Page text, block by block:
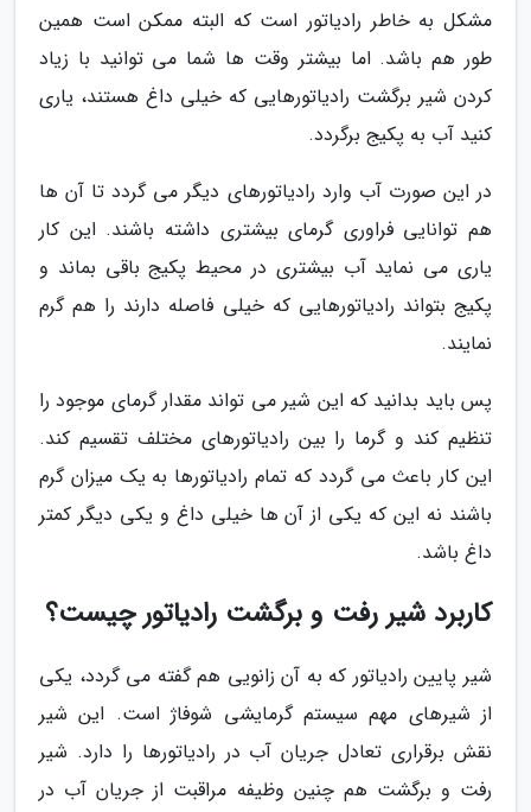
مشکل به خاطر رادیاتور است که البته ممکن است همین
طور هم باشد. اما بیشتر وقت ها شما می توانید با زیاد
کردن شیر برگشت رادیاتورهایی که خیلی داغ هستند، یاری
کنید آب به پکیج برگردد.
در این صورت آب وارد رادیاتورهای دیگر می گردد تا آن ها
هم توانایی فراوری گرمای بیشتری داشته باشند. این کار
یاری می نماید آب بیشتری در محیط پکیج باقی بماند و
پکیج بتواند رادیاتورهایی که خیلی فاصله دارند را هم گرم
نمایند.
پس باید بدانید که این شیر می تواند مقدار گرمای موجود را
تنظیم کند و گرما را بین رادیاتورهای مختلف تقسیم کند.
این کار باعث می گردد که تمام رادیاتورها به یک میزان گرم
باشند نه این که یکی از آن ها خیلی داغ و یکی دیگر کمتر
داغ باشد.
کاربرد شیر رفت و برگشت رادیاتور چیست؟
شیر پایین رادیاتور که به آن زانویی هم گفته می گردد، یکی
از شیرهای مهم سیستم گرمایشی شوفاژ است. این شیر
نقش برقراری تعادل جریان آب در رادیاتورها را دارد. شیر
رفت و برگشت هم چنین وظیفه مراقبت از جریان آب در